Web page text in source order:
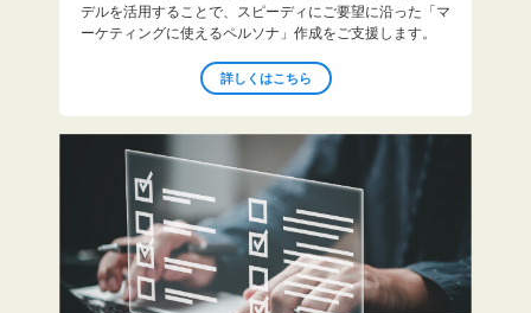
デルを活用することで、スピーディにご要望に沿った「マ
ーケティングに使えるペルソナ」作成をご支援します。
詳しくはこちら